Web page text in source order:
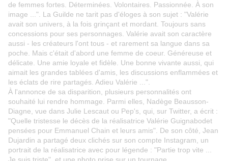
de femmes fortes. Déterminées. Volontaires. Passionnée. À son
image ...". La Guilde ne tarit pas d'éloges à son sujet : "Valérie
avait son univers, à la fois grinçant et mordant. Toujours sans
concessions pour ses personnages. Valérie avait son caractère
aussi - les créateurs l'ont tous - et rarement sa langue dans sa
poche. Mais c'était d'abord une femme de coeur. Généreuse et
délicate. Une amie loyale et fidèle. Une bonne vivante aussi, qui
aimait les grandes tablées d'amis, les discussions enflammées et
les éclats de rire partagés. Adieu Valérie ...".
À l'annonce de sa disparition, plusieurs personnalités ont
souhaité lui rendre hommage. Parmi elles, Nadège Beausson-
Diagne, vue dans Julie Lescaut ou Pep's, qui, sur Twitter, a écrit :
"Quelle tristesse le décès de la réalisatrice Valérie Guignabodet
pensées pour Emmanuel Chain et leurs amis". De son côté, Jean
Dujardin a partagé deux clichés sur son compte Instagram, un
portrait de la réalisatrice avec pour légende : "Partie trop vite ...